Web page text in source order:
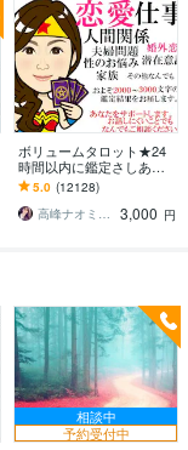
ボリュームタロット★24
時間以内に鑑定さしあげ
ます 3000文字以上の鑑定
★希望者のみ一部カード
開示サービスあり
5.0 (12128)
高峰ナオミ タロット占い師
3,000 円
相談中
予約受付中